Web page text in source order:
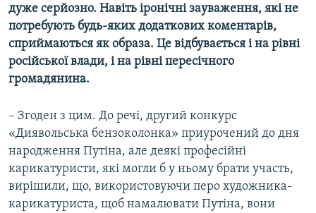
дуже серйозно. Навіть іронічні зауваження, які не
потребують будь-яких додаткових коментарів,
сприймаються як образа. Це відбувається і на рівні
російської влади, і на рівні пересічного
громадянина.
– Згоден з цим. До речі, другий конкурс
«Диявольська бензоколонка» приурочений до дня
народження Путіна, але деякі професійні
карикатуристи, які могли б у ньому брати участь,
вирішили, що, використовуючи перо художника-
карикатуриста, щоб намалювати Путіна, вони